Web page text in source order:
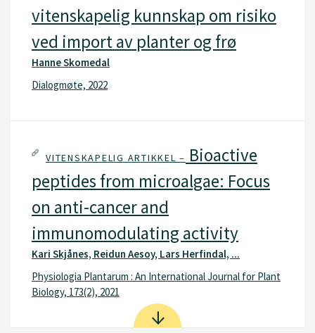
vitenskapelig kunnskap om risiko
ved import av planter og frø
Hanne Skomedal
Dialogmøte, 2022
VITENSKAPELIG ARTIKKEL – Bioactive
peptides from microalgae: Focus
on anti-cancer and
immunomodulating activity
Kari Skjånes, Reidun Aesoy, Lars Herfindal, ...
Physiologia Plantarum : An International Journal for Plant
Biology, 173(2), 2021